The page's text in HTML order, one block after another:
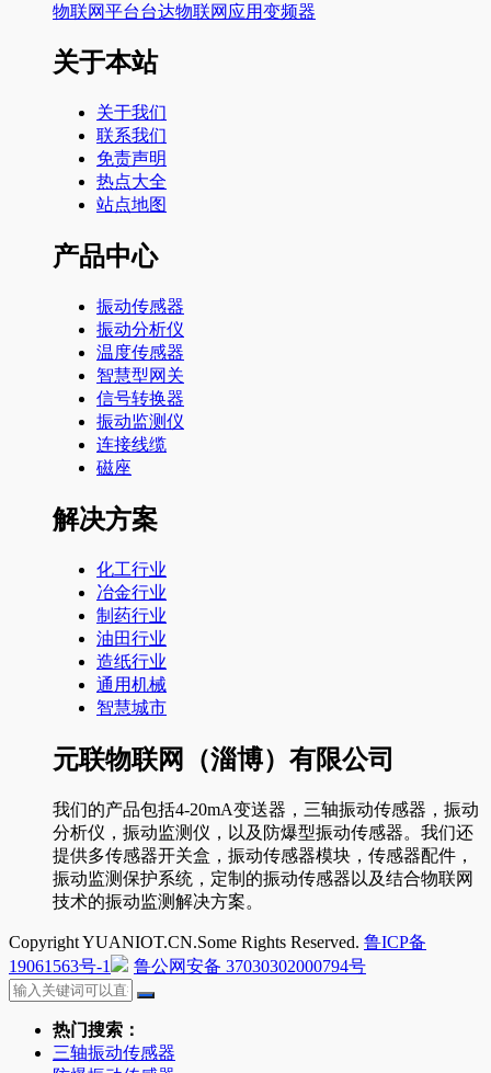
物联网平台台达物联网应用变频器
关于本站
关于我们
联系我们
免责声明
热点大全
站点地图
产品中心
振动传感器
振动分析仪
温度传感器
智慧型网关
信号转换器
振动监测仪
连接线缆
磁座
解决方案
化工行业
冶金行业
制药行业
油田行业
造纸行业
通用机械
智慧城市
元联物联网（淄博）有限公司
我们的产品包括4-20mA变送器，三轴振动传感器，振动
分析仪，振动监测仪，以及防爆型振动传感器。我们还
提供多传感器开关盒，振动传感器模块，传感器配件，
振动监测保护系统，定制的振动传感器以及结合物联网
技术的振动监测解决方案。
Copyright YUANIOT.CN.Some Rights Reserved. 鲁ICP备
19061563号-1
鲁公网安备 37030302000794号
热门搜索：
三轴振动传感器